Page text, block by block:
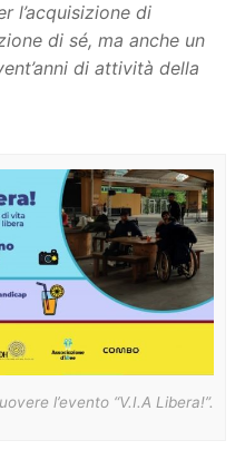
l’acquisizione di
di sé, ma anche un
di attività della
l’evento “V.I.A Libera!”.